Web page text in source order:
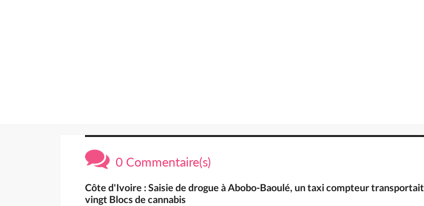
0 Commentaire(s)
Côte d'Ivoire : Saisie de drogue à Abobo-Baoulé, un taxi compteur transportait
vingt Blocs de cannabis